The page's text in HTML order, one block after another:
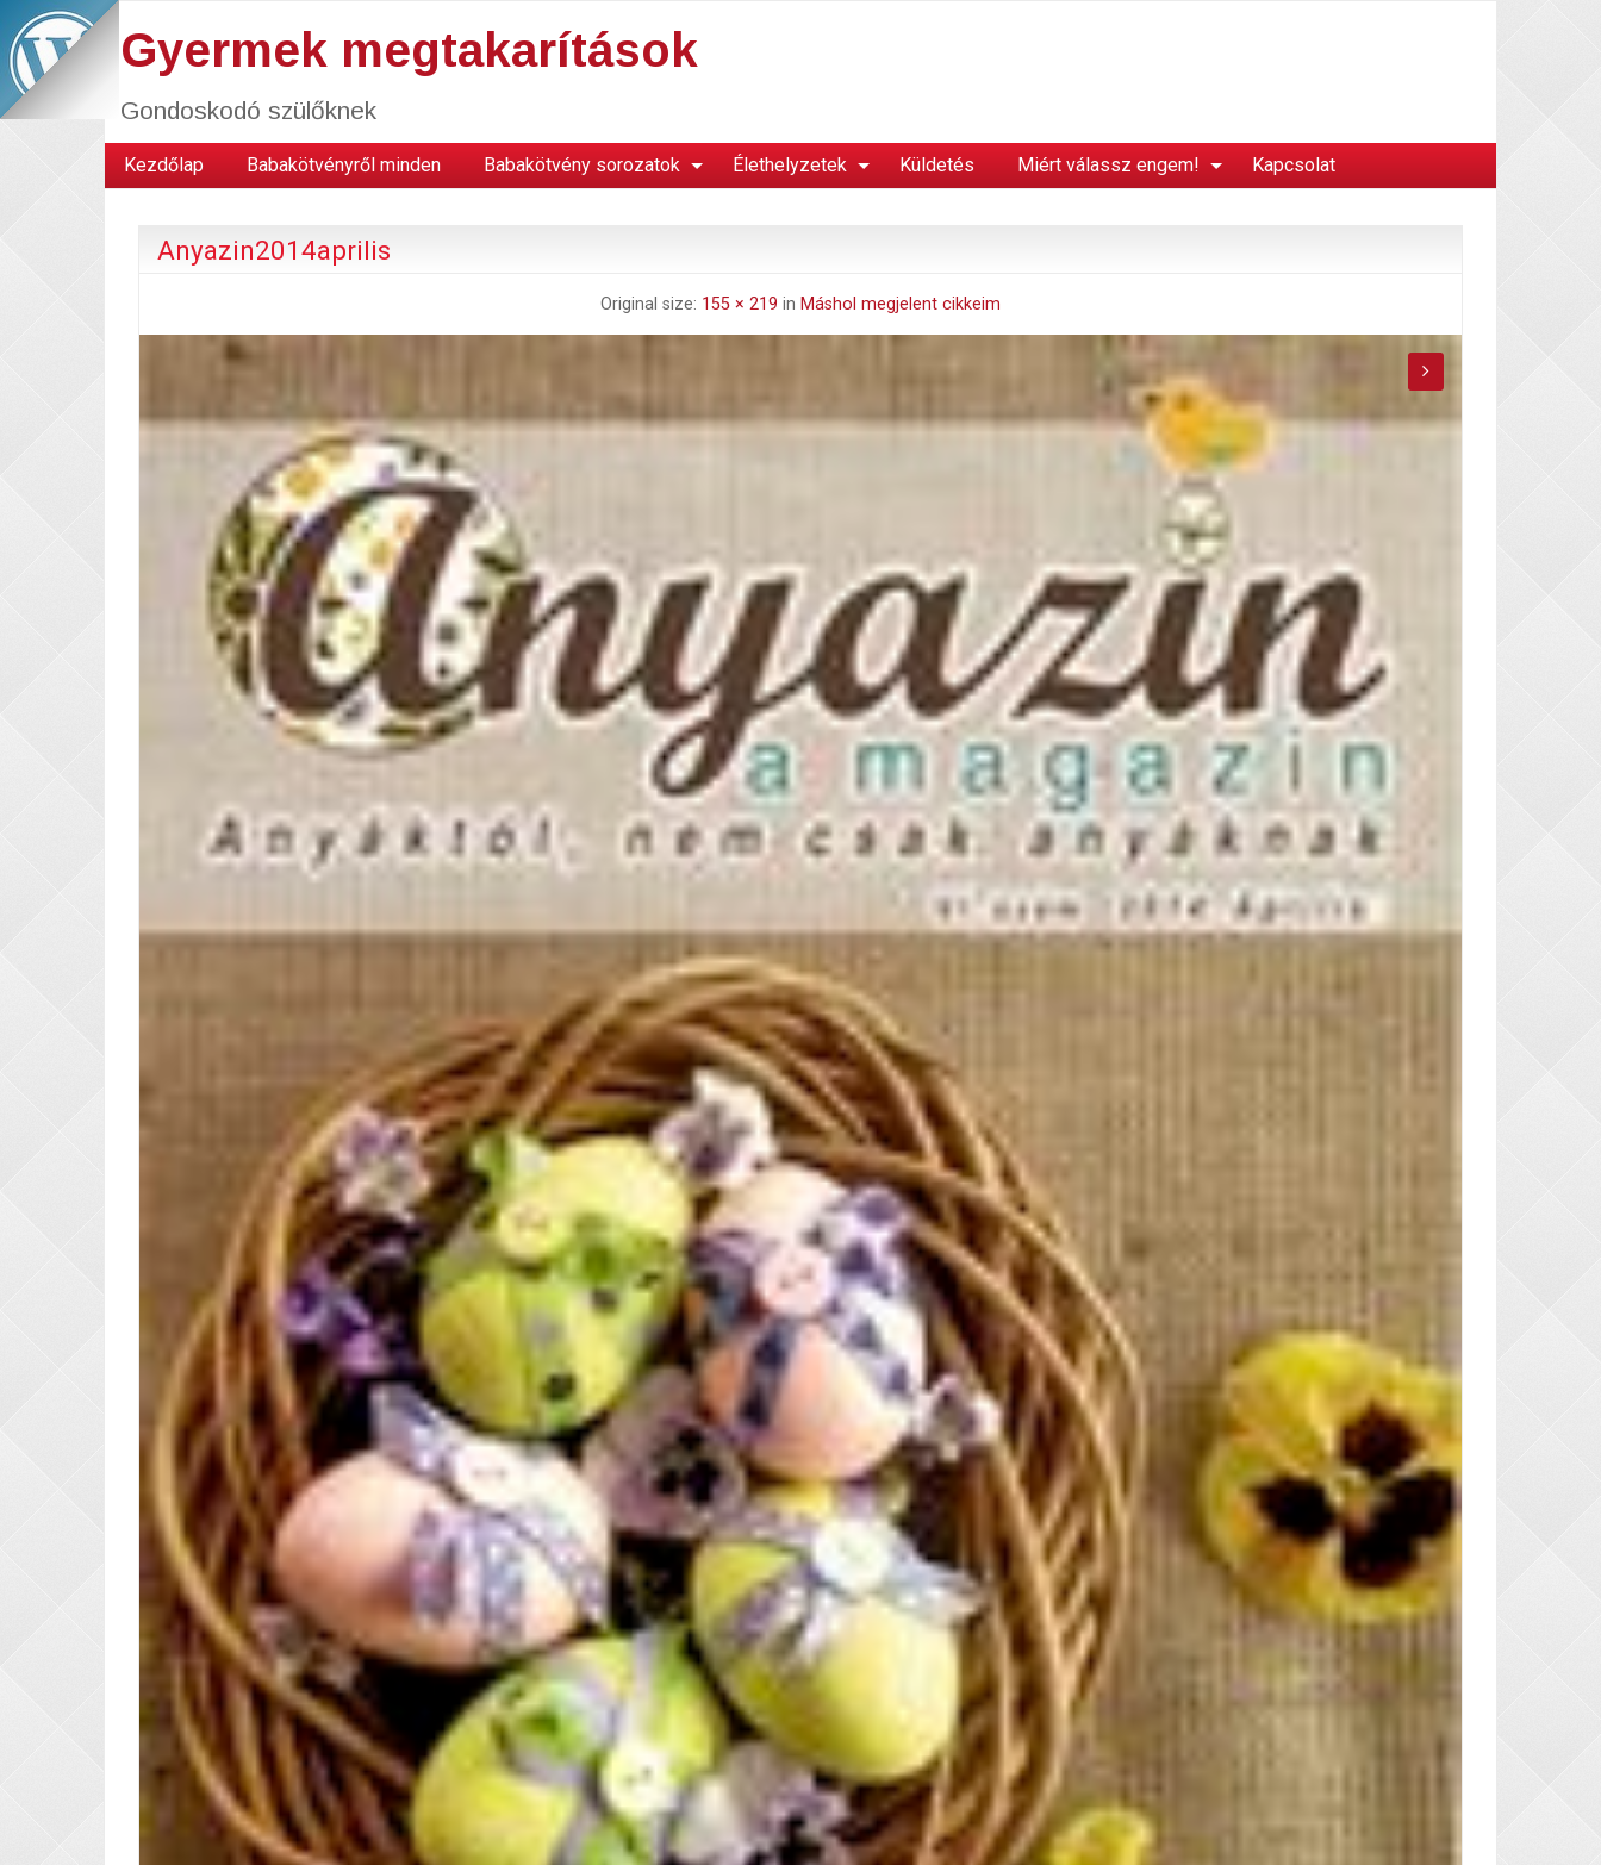
Gyermek megtakarítások
Gondoskodó szülőknek
Kezdőlap Babakötvényről minden Babakötvény sorozatok Élethelyzetek Küldetés Miért válassz engem! Kapcsolat
Anyazin2014aprilis
Original size: 155 × 219 in Máshol megjelent cikkeim